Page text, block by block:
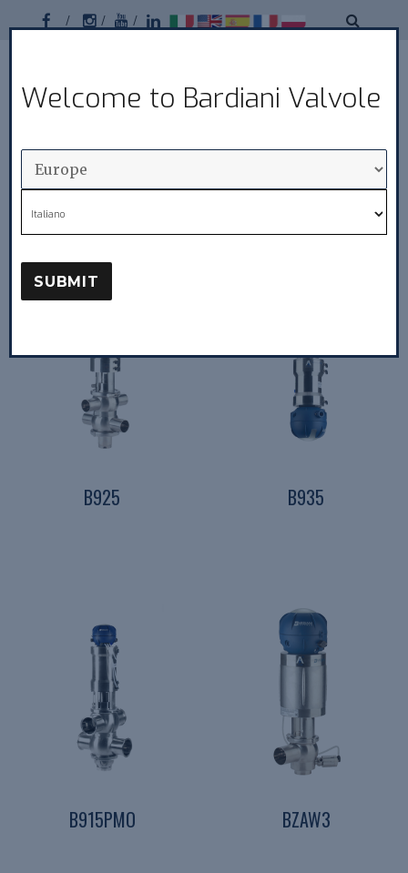
Welcome to Bardiani Valvole
Italiano
SUBMIT
Facebook
Bardiani
MENU
Zawory MixProof
B925 B935
B915PMO BZAW3